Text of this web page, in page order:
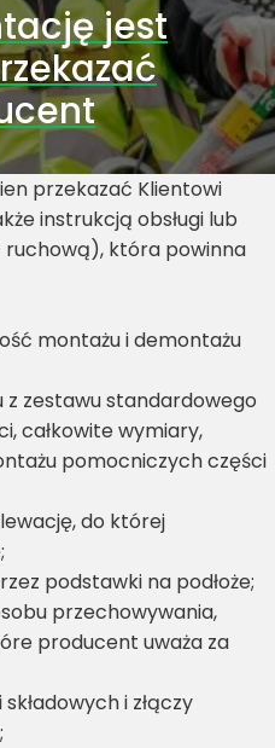
jest
przekazać Klientowi
instrukcją obsługi lub
która powinna
montażu i demontażu
zestawu standardowego
całkowite wymiary,
pomocniczych części
do której
podstawki na podłoże;
przechowywania,
producent uważa za
i złączy